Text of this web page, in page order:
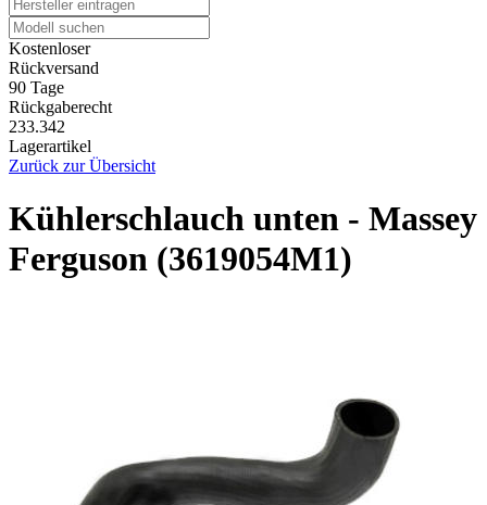
Kostenloser
Rückversand
90 Tage
Rückgaberecht
233.342
Lagerartikel
Zurück zur Übersicht
Kühlerschlauch unten - Massey
Ferguson (3619054M1)